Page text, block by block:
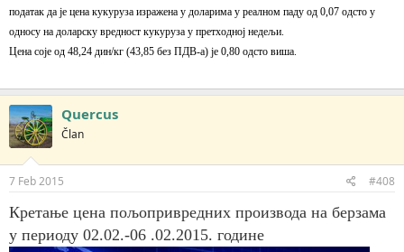
податак да је цена кукуруза изражена у доларима у реалном паду од 0,07 одсто у
односу на доларску вредност кукуруза у претходној недељи.
Цена соје од 48,24 дин/кг (43,85 без ПДВ-а) је 0,80 одсто виша.
Quercus
Član
7 Feb 2015 #408
Кретање цена пољопривредних производа на берзама
у периоду 02.02.-06 .02.2015. године